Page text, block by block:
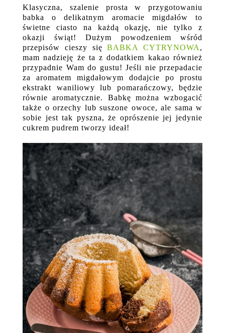
Klasyczna, szalenie prosta w przygotowaniu
babka o delikatnym aromacie migdałów to
świetne ciasto na każdą okazję, nie tylko z
okazji świąt! Dużym powodzeniem wśród
przepisów cieszy sięBABKA CYTRYNOWA ,
mam nadzieję że ta z dodatkiem kakao również
przypadnie Wam do gustu! Jeśli nie przepadacie
za aromatem migdałowym dodajcie po prostu
ekstrakt waniliowy lub pomarańczowy, będzie
równie aromatycznie. Babkę można wzbogacić
także o orzechy lub suszone owoce, ale sama w
sobie jest tak pyszna, że oprószenie jej jedynie
cukrem pudrem tworzy ideał!